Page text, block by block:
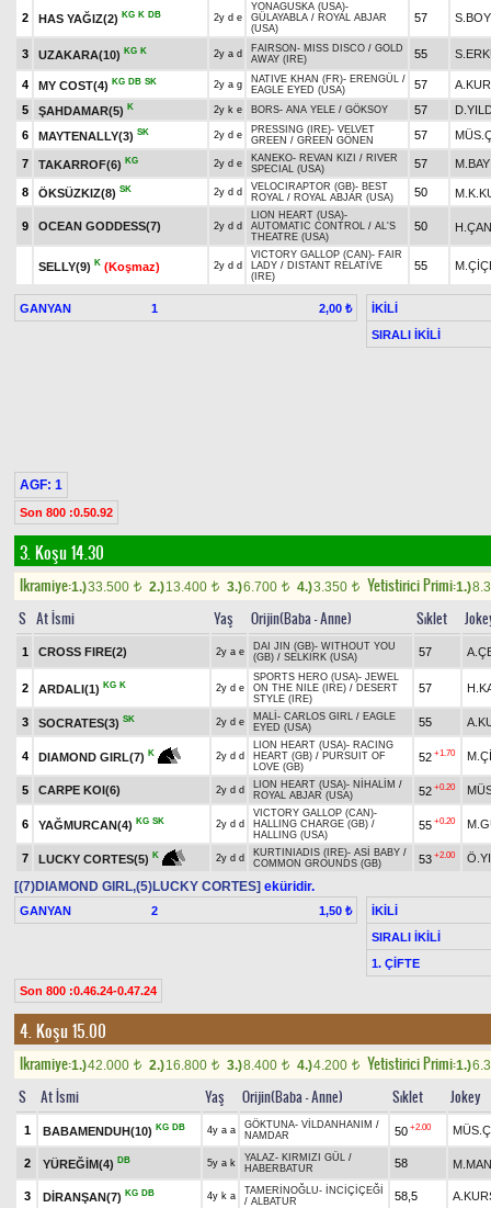
2 HAS YAĞIZ(2) KG K DB 2y d e
YONAGUSKA (USA)-
GÜLAYABLA / ROYAL ABJAR
(USA)
57
3 UZAKARA(10) KG K 2y a d FAIRSON - MISS DISCO / GOLD
AWAY (IRE)
55
4 MY COST(4) KG DB SK 2y a g NATIVE KHAN (FR)- ERENGÜL /
EAGLE EYED (USA)
57
5
ŞAHDAMAR(5) K 2y k e BORS- ANA YELE / GÖKSOY 57
6
MAYTENALLY(3) SK 2y d e PRESSING (IRE)- VELVET
GREEN / GREEN GÖNEN 57
7 TAKARROF(6) KG 2y d e KANEKO- REVAN KIZI / RIVER
SPECIAL (USA)
57
8 ÖKSÜZKIZ(8) SK 2y d d VELOCIRAPTOR (GB)- BEST
ROYAL / ROYAL ABJAR (USA) 50
9 OCEAN GODDESS(7) 2y d d
LION HEART (USA)-
AUTOMATIC CONTROL / AL'S
THEATRE (USA)
50
SELLY(9) K (Koşmaz) 2y d d
VICTORY GALLOP (CAN)- FAIR
LADY / DISTANT RELATIVE
(IRE)
55
GANYAN 1 2,00 ₺
İKİLİ
SIRALI İKİLİ
AGF: 1
Son 800 :0.50.92
3. Koşu 14.30
Ikramiye:1.)33.500 t 2.)13.400 t 3.)6.700 t 4.)3.350 t Yetistirici Primi:1.)
S At İsmi Yaş Orijin(Baba - Anne) Sıklet
1 CROSS FIRE(2) 2y a e DAI JIN (GB)- WITHOUT YOU
(GB) / SELKIRK (USA) 57
2 ARDALI(1) KG K 2y d e
SPORTS HERO (USA)- JEWEL
ON THE NILE (IRE) / DESERT
STYLE (IRE)
57
3 SOCRATES(3) SK 2y d e MALİ - CARLOS GIRL / EAGLE
EYED (USA)
55
4 DIAMOND GIRL(7) K 2y d d
LION HEART (USA)- RACING
HEART (GB) / PURSUIT OF
LOVE (GB)
52 +1.70
5 CARPE KOI(6) 2y d d LION HEART (USA)- NİHALİM /
ROYAL ABJAR (USA)
52 +0.20
6 YAĞMURCAN(4) KG SK 2y d d
VICTORY GALLOP (CAN)-
HALLING CHARGE (GB) /
HALLING (USA)
55 +0.20
7 LUCKY CORTES(5) K 2y d d KURTINIADIS (IRE)- ASİ BABY /
COMMON GROUNDS (GB)
53 +2.00
[(7)DIAMOND GIRL,(5)LUCKY CORTES] eküridir.
GANYAN 2 1,50 ₺
İKİLİ
SIRALI İKİLİ
1. ÇİFTE
Son 800 :0.46.24-0.47.24
4. Koşu 15.00
Ikramiye:1.)42.000 t 2.)16.800 t 3.)8.400 t 4.)4.200 t Yetistirici Primi:1.)
S At İsmi Yaş Orijin(Baba - Anne) Sıklet Jokey
1 BABAMENDUH(10) KG DB 4y a a GÖKTUNA- VİLDANHANIM /
NAMDAR
50 +2.00
2 YÜREĞİM(4) DB 5y a k YALAZ- KIRMIZI GÜL /
HABERBATUR
58
3 DİRANŞAN(7) KG DB 4y k a TAMERİNOĞLU-
İNCİÇİÇEĞİ
/ ALBATUR 58,5